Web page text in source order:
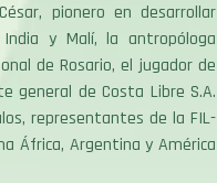
pionero en desarrollar
y Malí, la antropóloga
de Rosario, el jugador de
general de Costa Libre S.A.
representantes de la FIL-
África, Argentina y América